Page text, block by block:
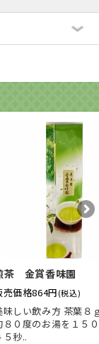
茶 金賞香味園
売価格864円(税込)
味しい飲み方 茶葉８
８０度のお湯を１５
５秒..